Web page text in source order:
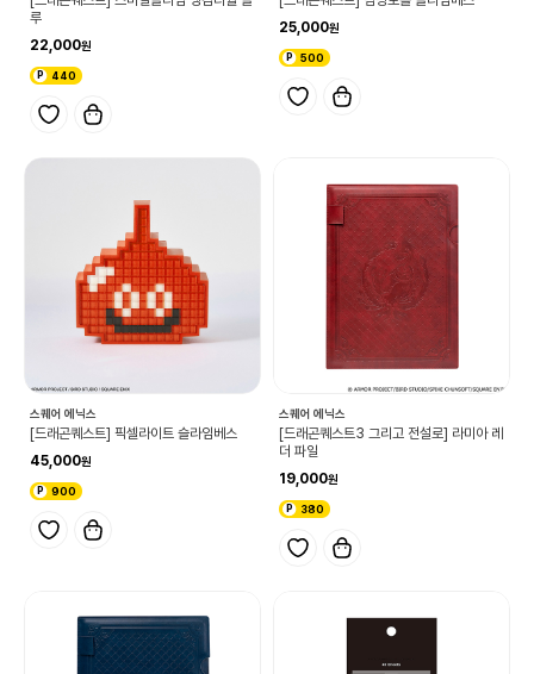
루
22,000
440
25,000
500
스퀘어 에닉스
[드래곤퀘스트] 픽셀라이트 슬라임베스
45,000
900
스퀘어 에닉스
[드래곤퀘스트3 그리고 전설로] 라미아 레
더 파일
19,000
380